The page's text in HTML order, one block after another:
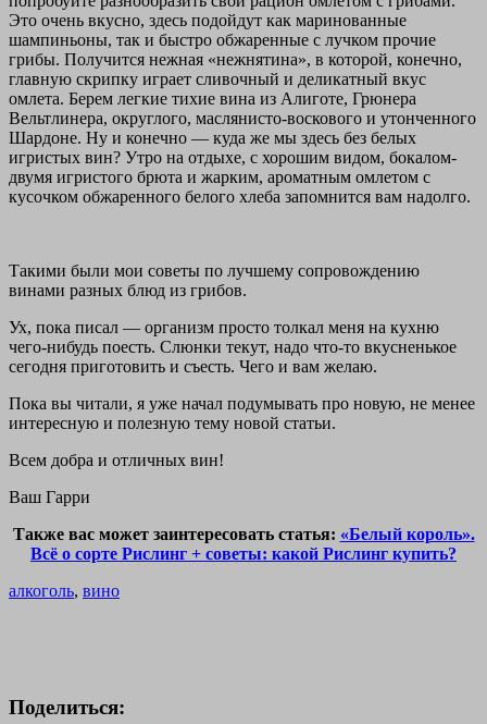
Это очень вкусно, здесь подойдут как маринованные
шампиньоны, так и быстро обжаренные с лучком прочие
грибы. Получится нежная «нежнятина», в которой, конечно,
главную скрипку играет сливочный и деликатный вкус
омлета. Берем легкие тихие вина из Алиготе, Грюнера
Вельтлинера, округлого, маслянисто-воскового и утонченного
Шардоне. Ну и конечно — куда же мы здесь без белых
игристых вин? Утро на отдыхе, с хорошим видом, бокалом-
двумя игристого брюта и жарким, ароматным омлетом с
кусочком обжаренного белого хлеба запомнится вам надолго.
Такими были мои советы по лучшему сопровождению
винами разных блюд из грибов.
Ух, пока писал — организм просто толкал меня на кухню
чего-нибудь поесть. Слюнки текут, надо что-то вкусненькое
сегодня приготовить и съесть. Чего и вам желаю.
Пока вы читали, я уже начал подумывать про новую, не менее
интересную и полезную тему новой статьи.
Всем добра и отличных вин!
Ваш Гарри
Также вас может заинтересовать статья: «Белый король».
Всё о сорте Рислинг + советы: какой Рислинг купить?
алкоголь, вино
Поделиться: